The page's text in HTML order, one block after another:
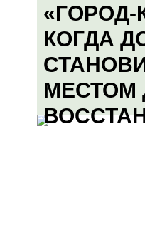
«ГОРОД-
КОГДА
МЕСТОМ